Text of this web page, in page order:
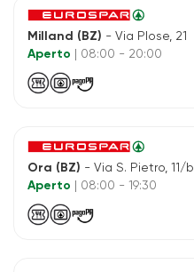
Milland (BZ) - Via Plose, 21
Aperto
| 08:00 - 20:00
Ora (BZ) - Via S. Pietro, 11/b
Aperto
| 08:00 - 19:30